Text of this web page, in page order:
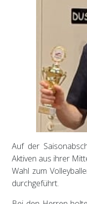
Auf der
Aktiven aus ihrer
Wahl zum
durchgeführt.